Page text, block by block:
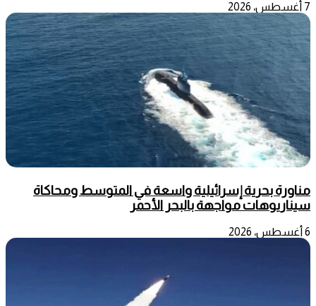
7 أغسطس، 2026
مناورة بحرية إسرائيلية واسعة في المتوسط ومحاكاة
سيناريوهات مواجهة بالبحر الأحمر
6 أغسطس، 2026